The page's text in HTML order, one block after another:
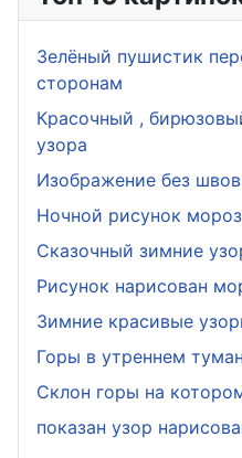
Зелёный пушистик
сторонам
Красочный ,
узора
Изображение без
Ночной рисунок
Сказочный зимние
Рисунок нарисован
Зимние красивые
Горы в утреннем
Склон горы на
показан узор